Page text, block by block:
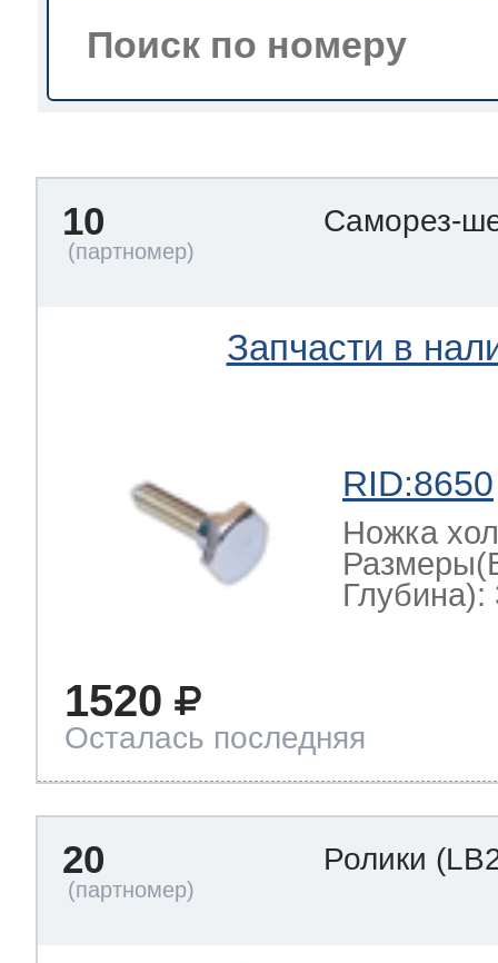
по уходу
10 Саморез-
Запчасти в
RID:8650
Ножка
Глубина):
1520
Осталась последняя
20 Ролики